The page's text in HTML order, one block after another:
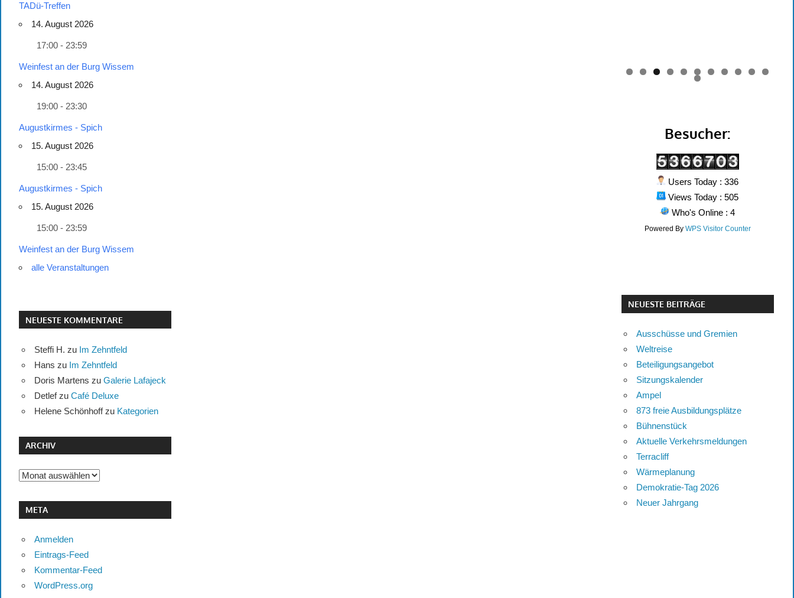
TADü-Treffen
14. August 2026
17:00 - 23:59
Weinfest an der Burg Wissem
14. August 2026
19:00 - 23:30
Augustkirmes - Spich
15. August 2026
15:00 - 23:45
Augustkirmes - Spich
15. August 2026
15:00 - 23:59
Weinfest an der Burg Wissem
alle Veranstaltungen
NEUESTE KOMMENTARE
Steffi H. zu Im Zehntfeld
Hans zu Im Zehntfeld
Doris Martens zu Galerie Lafajeck
Detlefzu Café Deluxe
Helene Schönhoffzu Kategorien
ARCHIV
Archiv
META
Anmelden
Eintrags-Feed
Kommentar-Feed
WordPress.org
0 1
2
Besucher:
Users Today : 336
Views Today : 505
Who's Online : 4
Powered By WPS Visitor Counter
NEUESTE BEITRÄGE
Ausschüsse und Gremien
Weltreise
Beteiligungsangebot
Sitzungskalender
Ampel
873 freie Ausbildungsplätze
Bühnenstück
Aktuelle Verkehrsmeldungen
Terracliff
Wärmeplanung
Demokratie-Tag 2026
Neuer Jahrgang